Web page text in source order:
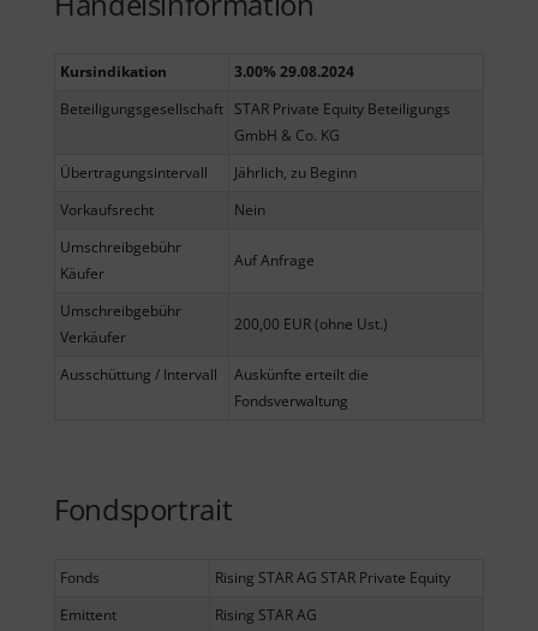
Kursindikation
3.00% 29.08.2024
Beteiligungsgesellschaft STAR Private Equity Beteiligungs
GmbH & Co. KG
Übertragungsintervall
Jährlich, zu Beginn
Vorkaufsrecht
Nein
Umschreibgebühr
Käufer
Auf Anfrage
Umschreibgebühr
Verkäufer
200,00 EUR (ohne Ust.)
Ausschüttung / Intervall
Auskünfte erteilt die
Fondsverwaltung
Fondsportrait
Fonds
Rising STAR AG STAR Private Equity
Emittent
Rising STAR AG